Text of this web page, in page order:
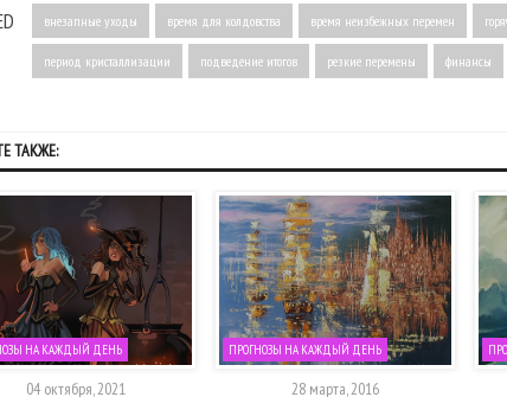
внезапные уходы время для колдовства время неизбежных перемен
период кристаллизации подведение итогов резкие перемены финансы
ТАКЖЕ:
НА КАЖДЫЙ ДЕНЬ
04 октября, 2021
ПРОГНОЗЫ НА КАЖДЫЙ ДЕНЬ
28 марта, 2016